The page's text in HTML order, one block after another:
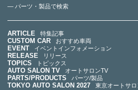
— パーツ・製品で検索
ARTICLE 特集記事
CUSTOM CAR おすすめ車両
EVENT イベントインフォメーション
RELEASE リリース
TOPICS トピックス
AUTO SALON TV オートサロンTV
PARTS/PRODUCTS パーツ/製品
TOKYO AUTO SALON 2027 東京オートサ